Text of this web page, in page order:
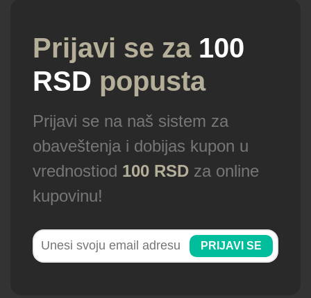
Prijavi se za 100
RSD popusta
Prijavi se na naš sistem za
obaveštenja i dobijas kupon u
vrednostiod 100 RSD za online
kupovinu!
PRIJAVI SE